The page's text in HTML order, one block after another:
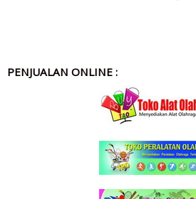
PENJUALAN ONLINE :